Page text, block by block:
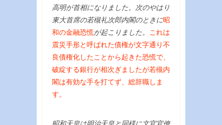
高明が首相になりました。次のやはり
東大首席の若槻礼次郎内閣のときに昭
和の金融恐慌が起こりました。
これは
震災手形と呼ばれた債権が文字通り不
良債権化したことから起きた恐慌で、
破綻する銀行が相次ぎましたが若槻内
閣は有効な手を打てず、総辞職しま
す。